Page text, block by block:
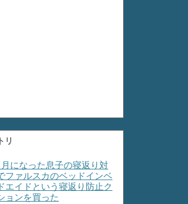
リ
になった息子の寝返り対
ファルスカのベッドインベ
エイドという寝返り防止ク
ョンを買った